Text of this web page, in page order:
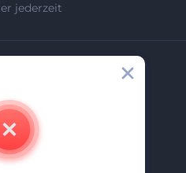
jederzeit